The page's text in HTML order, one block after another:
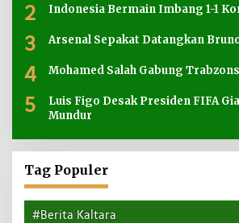
2 Indonesia Bermain Imbang 1-1
3 Arsenal Sepakat Datangkan
4 Mohamed Salah Gabung
5
Luis Figo Desak Presiden FIFA
Mundur
Tag Populer
#Berita Kaltara